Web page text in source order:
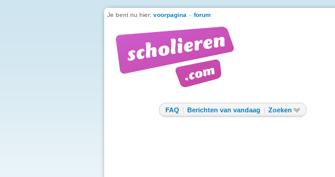
Je bent nu hier: voorpagina » forum
FAQ Berichten van vandaag Zoeken